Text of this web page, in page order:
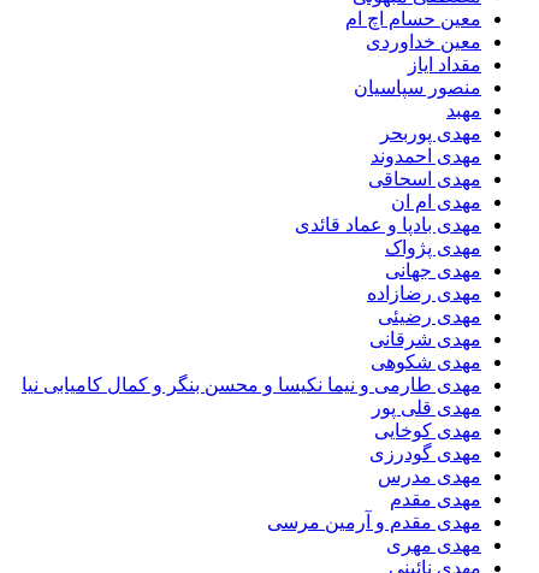
معین حسام اچ ام
معین خداوردی
مقداد ایاز
منصور سپاسیان
مهبد
مهدى پوربحر
مهدی احمدوند
مهدی اسحاقی
مهدی ام ان
مهدی بادپا و عماد قائدی
مهدی پژواک
مهدی جهانی
مهدی رضازاده
مهدی رضیئی
مهدی شرقانی
مهدی شکوهی
مهدی طارمی و نیما نکیسا و محسن بنگر و کمال کامیابی نیا
مهدی قلی پور
مهدی کوخایی
مهدی گودرزی
مهدی مدرس
مهدی مقدم
مهدی مقدم و آرمین مرسی
مهدی مهری
مهدی نائینی